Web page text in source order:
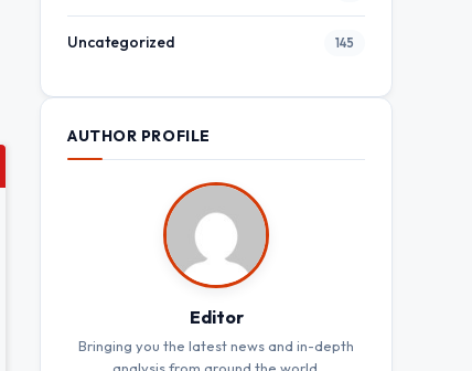
Uncategorized 145
AUTHOR PROFILE
Editor
Bringing you the latest news and in-depth
analysis from around the world.